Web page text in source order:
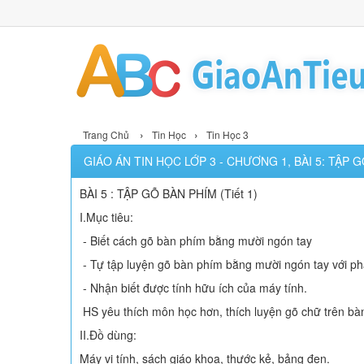
Trang Chủ › Tin Học › Tin Học 3
GIÁO ÁN TIN HỌC LỚP 3 - CHƯƠNG 1, BÀI 5: TẬP
BÀI 5 : TẬP GÕ BÀN PHÍM (Tiết 1)
I.Mục tiêu:
- Biết cách gõ bàn phím bằng mười ngón tay
- Tự tập luyện gõ bàn phím bằng mười ngón tay với
- Nhận biết được tính hữu ích của máy tính.
HS yêu thích môn học hơn, thích luyện gõ chữ trên
II.Đồ dùng:
Máy vi tính, sách giáo khoa, thước kẻ, bảng đen.